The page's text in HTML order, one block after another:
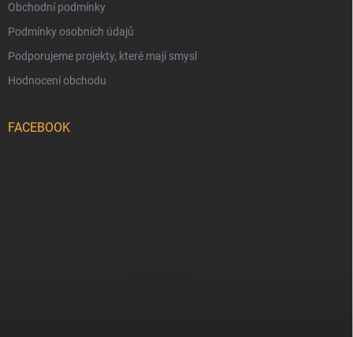
Obchodní podmínky
Podmínky osobních údajů
Podporujeme projekty, které mají smysl
Hodnocení obchodu
FACEBOOK